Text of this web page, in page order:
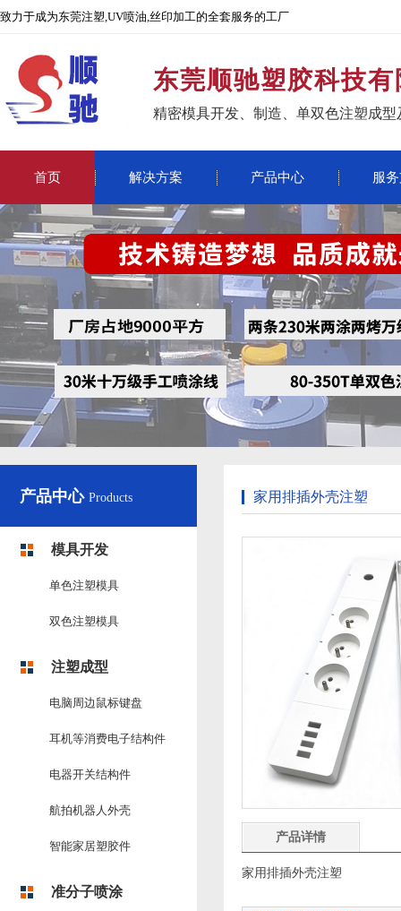
致力于成为东莞注塑,UV喷油,丝印加工的全套服务的工厂
东莞顺驰塑胶科技
精密模具开发、制造、单双色注塑成
首页 解决方案 产品中心 服
产品中心 Products
模具开发
单色注塑模具
双色注塑模具
注塑成型
电脑周边鼠标键盘
耳机等消费电子结构件
电器开关结构件
航拍机器人外壳
智能家居塑胶件
准分子喷涂
家用排插外壳注塑
产品详情
家用排插外壳注塑